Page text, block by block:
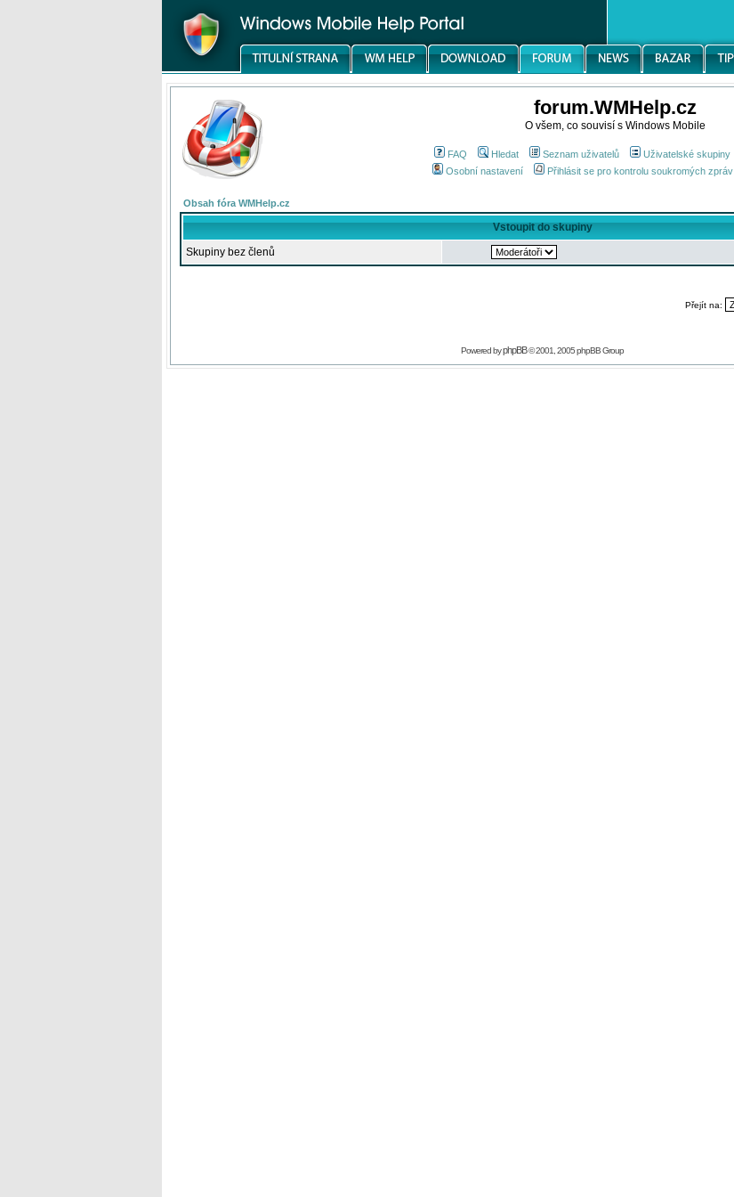
forum.WMHelp.cz
O všem, co souvisí s Windows Mobile
FAQ Hledat Seznam uživatelů Uživatelské skupiny
Osobní nastavení
Přihlásit se pro kontrolu soukromých zpráv
Obsah fóra WMHelp.cz
Vstoupit do skupiny
Skupiny bez členů
Přejít na:
Powered byphpBB© 2001, 2005 phpBB Group